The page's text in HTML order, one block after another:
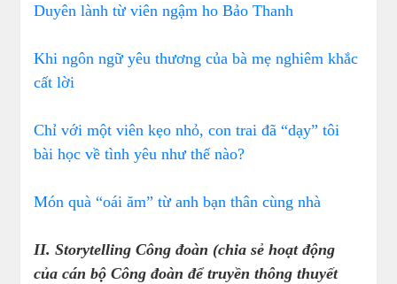
Duyên lành từ viên ngậm ho Bảo Thanh
Khi ngôn ngữ yêu thương của bà mẹ nghiêm khắc
cất lời
Chỉ với một viên kẹo nhỏ, con trai đã “dạy” tôi
bài học về tình yêu như thế nào?
Món quà “oái ăm” từ anh bạn thân cùng nhà
II. Storytelling Công đoàn (chia sẻ hoạt động
của cán bộ Công đoàn để truyền thông thuyết